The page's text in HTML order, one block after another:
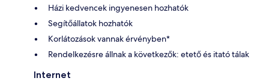
Házi kedvencek ingyenesen hozhatók
Segítőállatok hozhatók
Korlátozások vannak érvényben*
Rendelkezésre állnak a következők: etető és itató tálak
Internet